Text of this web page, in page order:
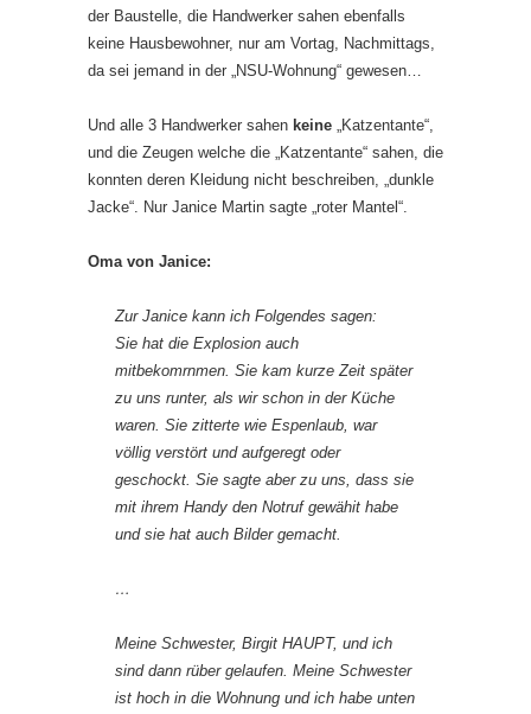
der Baustelle, die Handwerker sahen ebenfalls
keine Hausbewohner, nur am Vortag, Nachmittags,
da sei jemand in der „NSU-Wohnung“ gewesen…
Und alle 3 Handwerker sahen keine „Katzentante“,
und die Zeugen welche die „Katzentante“ sahen, die
konnten deren Kleidung nicht beschreiben, „dunkle
Jacke“. Nur Janice Martin sagte „roter Mantel“.
Oma von Janice:
Zur Janice kann ich Folgendes sagen:
Sie hat die Explosion auch
mitbekomrnmen. Sie kam kurze Zeit später
zu uns runter, als wir schon in der Küche
waren. Sie zitterte wie Espenlaub, war
völlig verstört und aufgeregt oder
geschockt. Sie sagte aber zu uns, dass sie
mit ihrem Handy den Notruf gewähit habe
und sie hat auch Bilder gemacht.
…
Meine Schwester, Birgit HAUPT, und ich
sind dann rüber gelaufen. Meine Schwester
ist hoch in die Wohnung und ich habe unten